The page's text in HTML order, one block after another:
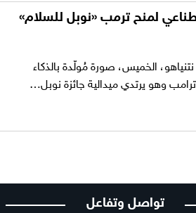
لمنح ترمب «نوبل للسلام»
نتنياهو، الخميس، صورة مُولّدة بالذكاء
وهو يرتدي ميدالية جائزة نوبل…
تواصل وتفاعل